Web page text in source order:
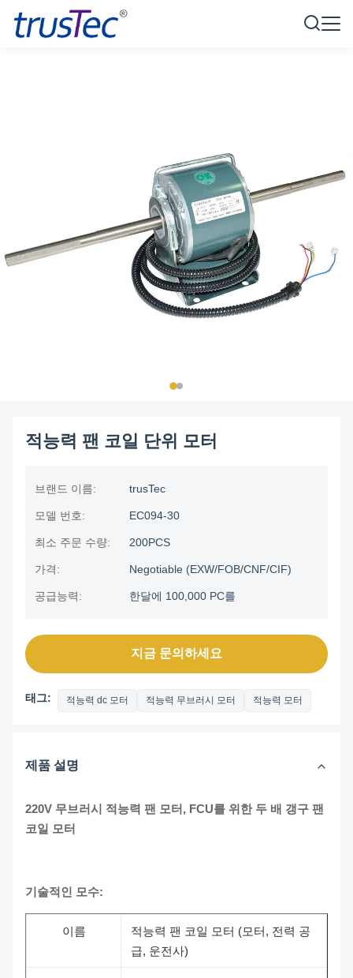
적능력 팬 코일 단위 모터
브랜드 이름: trusTec
모델 번호: EC094-30
최소 주문 수량: 200PCS
가격: Negotiable (EXW/FOB/CNF/CIF)
공급능력: 한달에 100,000 PC를
지금 문의하세요
태그: 적능력 dc 모터 적능력 무브러시 모터 적능력 모터
제품 설명
220V 무브러시 적능력 팬 모터, FCU를 위한 두 배 갱구 팬
코일 모터
기술적인 모수:
이름
적능력 팬 코일 모터 (모터, 전력 공
급, 운전사)